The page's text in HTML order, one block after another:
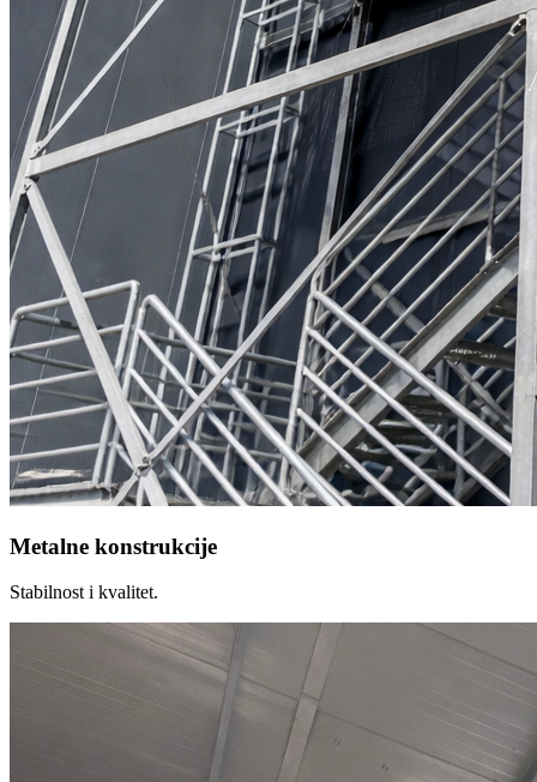
Metalne konstrukcije
Stabilnost i kvalitet.